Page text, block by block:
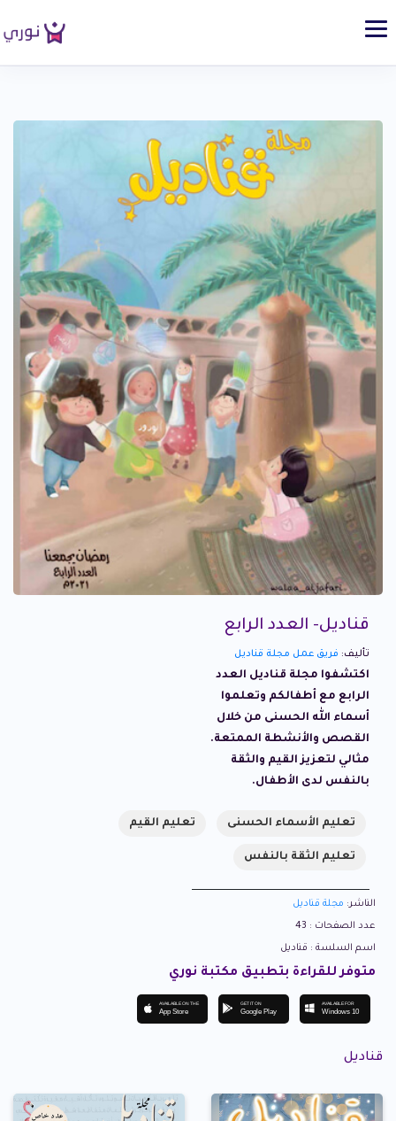
قناديل- العدد الرابع
تأليف: فريق عمل مجلة قناديل
اكتشفوا مجلة قناديل العدد
الرابع مع أطفالكم وتعلموا
أسماء الله الحسنى من خلال
القصص والأنشطة الممتعة.
مثالي لتعزيز القيم والثقة
بالنفس لدى الأطفال.
تعليم الأسماء الحسنى تعليم القيم
تعليم الثقة بالنفس
الناشر: مجلة قناديل
عدد الصفحات : 43
اسم السلسة : قناديل
متوفر للقراءة بتطبيق مكتبة نوري
AVAILABLE ON THE
App Store
GET IT ON
Google Play
AVAILABLE FOR
Windows 10
قناديل